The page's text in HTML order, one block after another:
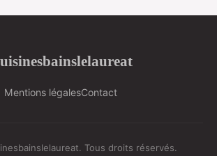
Mentions légalesContact
Tous droits réservés.